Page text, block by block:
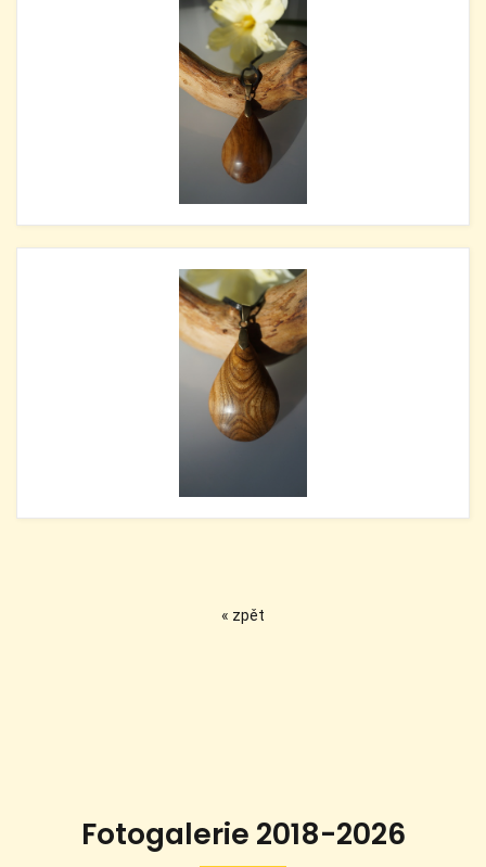
« zpět
Fotogalerie 2018-2026